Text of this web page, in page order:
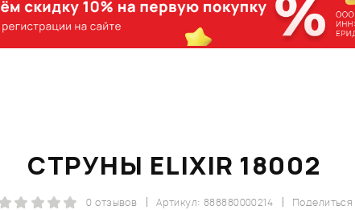
СТРУНЫ ELIXIR 18002
Поделиться
Артикул: 888880000214
0 отзывов